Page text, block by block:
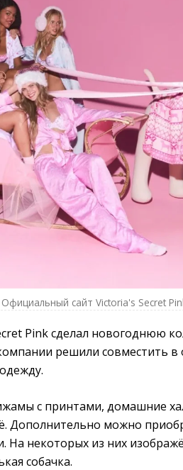
Официальный сайт Victoria's Secret
Pink сделал новогоднюю
решили совместить в
с принтами, домашние
Дополнительно можно
На некоторых из них
собачка.